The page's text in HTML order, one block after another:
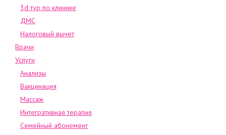
3d тур по клинике
ДМС
Налоговый вычет
Врачи
Услуги
Анализы
Вакцинация
Массаж
Интегративная терапия
Семейный абонемент